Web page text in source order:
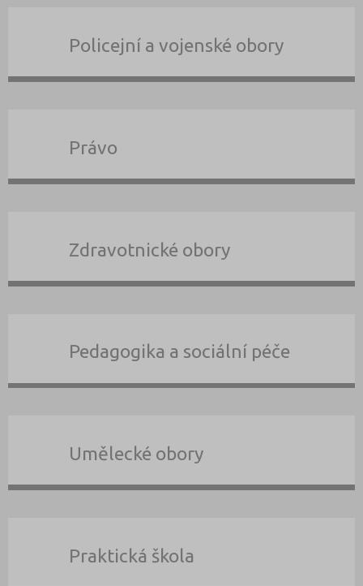
Policejní a vojenské obory
Právo
Zdravotnické obory
Pedagogika a sociální péče
Umělecké obory
Praktická škola